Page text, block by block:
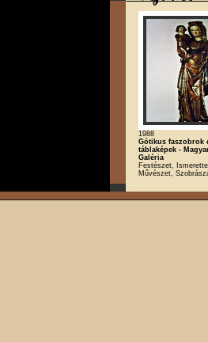
1988
Gótikus faszobrok
táblaképek -
Galéria
Festészet,
Művészet,